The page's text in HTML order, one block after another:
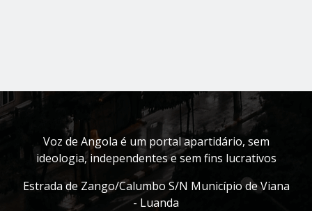
Voz de Angola é um portal apartidário, sem
ideologia, independentes e sem fins lucrativos
Estrada de Zango/Calumbo S/N Município de Viana
- Luanda